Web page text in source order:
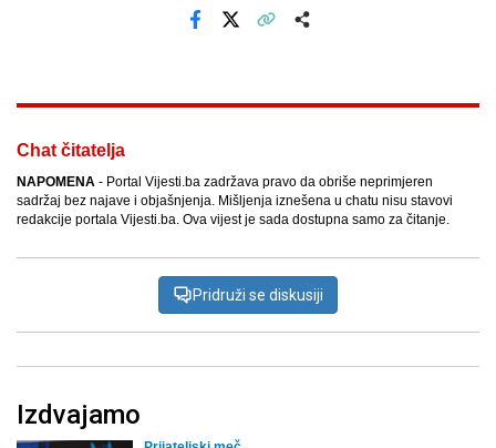
Chat čitatelja
NAPOMENA - Portal Vijesti.ba zadržava pravo da obriše neprimjeren
sadržaj bez najave i objašnjenja. Mišljenja iznešena u chatu nisu stavovi
redakcije portala Vijesti.ba. Ova vijest je sada dostupna samo za čitanje.
Pridruži se diskusiji
Izdvajamo